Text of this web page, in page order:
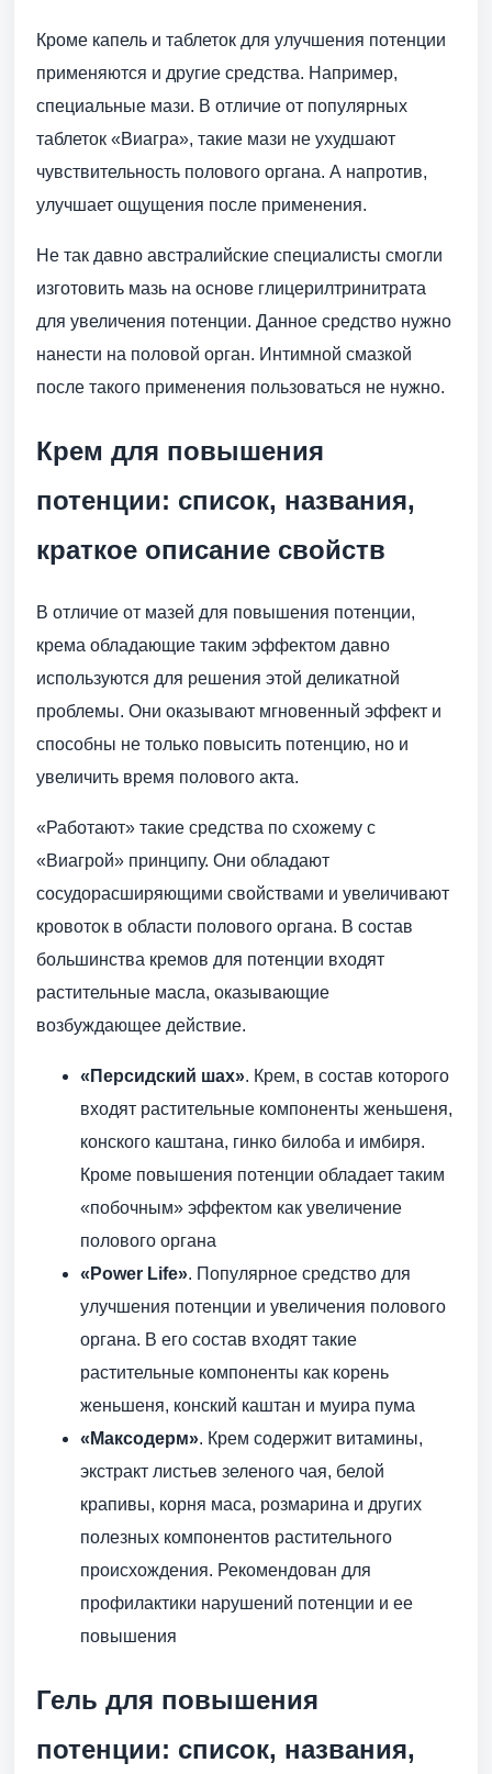
Кроме капель и таблеток для улучшения потенции
применяются и другие средства. Например,
специальные мази. В отличие от популярных
таблеток «Виагра», такие мази не ухудшают
чувствительность полового органа. А напротив,
улучшает ощущения после применения.
Не так давно австралийские специалисты смогли
изготовить мазь на основе глицерилтринитрата
для увеличения потенции. Данное средство нужно
нанести на половой орган. Интимной смазкой
после такого применения пользоваться не нужно.
Крем для повышения
потенции: список, названия,
краткое описание свойств
В отличие от мазей для повышения потенции,
крема обладающие таким эффектом давно
используются для решения этой деликатной
проблемы. Они оказывают мгновенный эффект и
способны не только повысить потенцию, но и
увеличить время полового акта.
«Работают» такие средства по схожему с
«Виагрой» принципу. Они обладают
сосудорасширяющими свойствами и увеличивают
кровоток в области полового органа. В состав
большинства кремов для потенции входят
растительные масла, оказывающие
возбуждающее действие.
«Персидский шах». Крем, в состав которого
входят растительные компоненты женьшеня,
конского каштана, гинко билоба и имбиря.
Кроме повышения потенции обладает таким
«побочным» эффектом как увеличение
полового органа
«Power Life». Популярное средство для
улучшения потенции и увеличения полового
органа. В его состав входят такие
растительные компоненты как корень
женьшеня, конский каштан и муира пума
«Максодерм». Крем содержит витамины,
экстракт листьев зеленого чая, белой
крапивы, корня маса, розмарина и других
полезных компонентов растительного
происхождения. Рекомендован для
профилактики нарушений потенции и ее
повышения
Гель для повышения
потенции: список, названия,